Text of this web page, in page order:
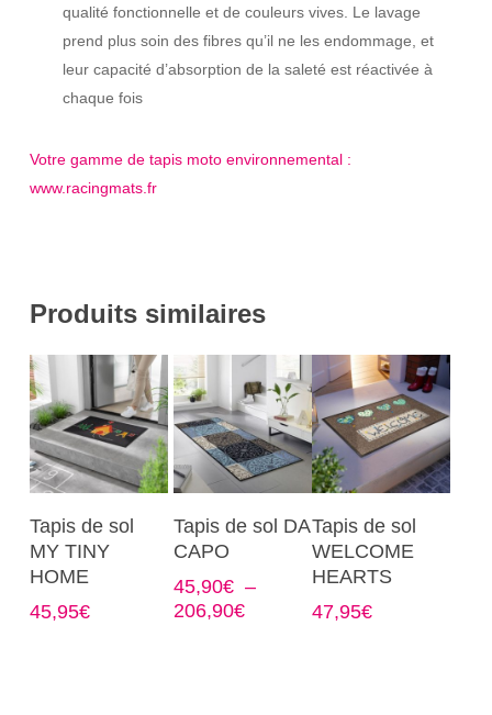
qualité fonctionnelle et de couleurs vives. Le lavage
prend plus soin des fibres qu’il ne les endommage, et
leur capacité d’absorption de la saleté est réactivée à
chaque fois
Votre gamme de tapis moto environnemental :
www.racingmats.fr
Produits similaires
Choix Des
Options
produit
a
variations.
Tapis de sol
MY TINY
HOME
45,95€
Choix Des
Options
produit
a
plusieurs
variations.
Tapis de sol DA
CAPO
45,90€ –
206,90€Plage
Choix Des
Options
produit
a
variations.
Tapis de sol
WELCOME
HEARTS
47,95€